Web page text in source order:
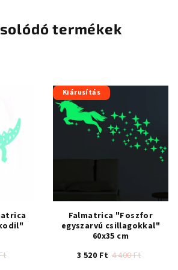
termékek
Kiárusítás
Falmatrica "Foszfor
egyszarvú csillagokkal"
60x35 cm
3 520 Ft 4 400 Ft